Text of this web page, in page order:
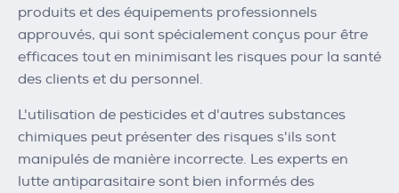
produits et des équipements professionnels
approuvés, qui sont spécialement conçus pour être
efficaces tout en minimisant les risques pour la santé
des clients et du personnel.
L'utilisation de pesticides et d'autres substances
chimiques peut présenter des risques s'ils sont
manipulés de manière incorrecte. Les experts en
lutte antiparasitaire sont bien informés des